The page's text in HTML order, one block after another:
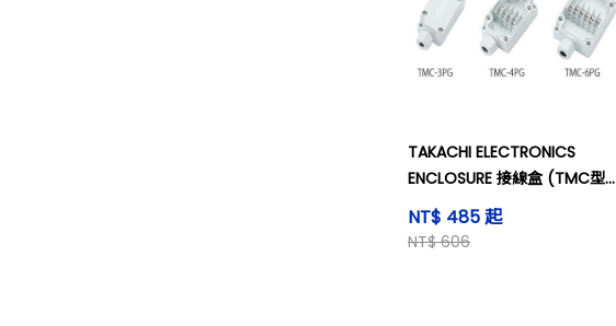
TAKACHI ELECTRONICS
ENCLOSURE 接線盒 (TMC型帶
防水・防塵電纜接頭)
NT$ 485 起
NT$ 606